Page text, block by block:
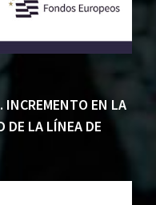
INCREMENTO EN LA
DE LA LÍNEA DE